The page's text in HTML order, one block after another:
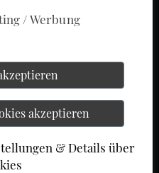
/ Werbung
akzeptieren
& Details über